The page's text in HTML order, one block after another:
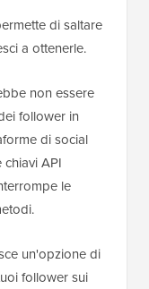
di saltare
a ottenerle.
non essere
follower in
di social
API
le
un'opzione di
follower sui